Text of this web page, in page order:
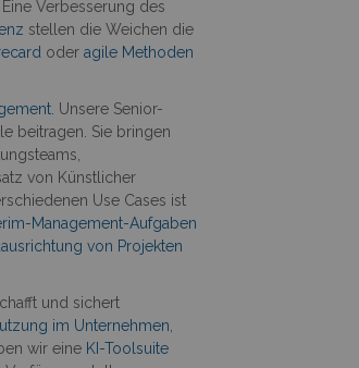
Verbesserung des
stellen die Weichen die
oderagile Methoden
. Unsere Senior-
beitragen. Sie bringen
von Künstlicher
Use Cases ist
Management-Aufgaben
von Projekten
und sichert
im Unternehmen
wir eine KI-Toolsuite